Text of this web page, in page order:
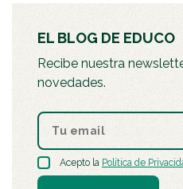
EL BLOG DE EDUCO
Recibe nuestra
novedades.
Acepto la Política de